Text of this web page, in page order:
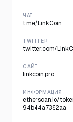
ЧАТ
t.me/LinkCoin
TWITTER
twitter.com/
САЙТ
linkcoin.pro
ИНФОРМАЦИЯ
etherscan.io/
94b44a7382aa